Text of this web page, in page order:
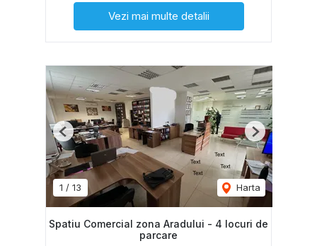
Vezi mai multe detalii
1 / 13 Harta
Previous Next
Spatiu Comercial zona Aradului - 4 locuri de
parcare